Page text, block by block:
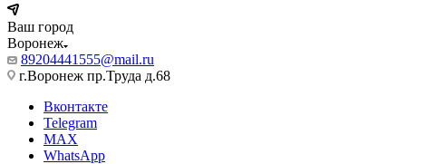
Ваш город
Воронеж
89204441555@mail.ru
г.Воронеж пр.Труда д.68
Вконтакте
Telegram
MAX
WhatsApp